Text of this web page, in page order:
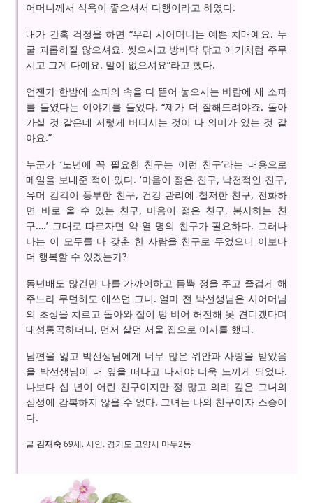
어머니께서 식욕이 좋으셔서 다행이라고 하였다.
내가 간혹 걱정을 하면 “우리 시어머니는 예쁜 치매예요. 누
굴 괴롭히질 않으셔요. 씻으시고 방바닥 닦고 애기처럼 주무
시고 그게 다예요. 말이 없으셔요”라고 했다.
언젠가 한밤에 소파의 속을 다 뜯어 놓으시는 바람에 새 소파
를 들였다는 이야기를 들었다. “제가 더 잘해드려야죠. 돌아
가실 것 같은데 저렇게 버티시는 것이 다 의미가 있는 것 같
아요.”
누군가 ‘노년에 꼭 필요한 친구는 이런 친구’라는 내용으로
메일을 보내준 적이 있다. ‘마음이 젊은 친구, 낙천적인 친구,
유머 감각이 풍부한 친구, 건강 관리에 철저한 친구, 전화하
면 바로 올 수 있는 친구, 마음이 젊은 친구, 봉사하는 친
구….’ 그대로 따르자면 약 열 명의 친구가 필요하다. 그러나
나는 이 모두를 다 갖춘 한 사람을 친구로 두었으니 이보다
더 행복할 수 있겠는가?
동년배도 많건만 나를 가까이하고 듬뿍 정을 주고 즐겁게 해
주느라 무던히도 애쓰던 그녀. 얼마 전 박선생님은 시어머님
의 초상을 치르고 돌아와 집이 텅 비어 허전해 못 견디겠다며
대성통곡하더니, 먼저 살던 서울 집으로 이사를 했다.
남편을 잃고 박선생님에게 너무 많은 위안과 사랑을 받았음
을 박선생님이 내 옆을 떠나고 나서야 더욱 느끼게 되었다.
나보다 십 년이 어린 친구이지만 정 많고 의리 깊은 그녀의
심성에 감복하지 않을 수 없다. 그녀는 나의 친구이자 스승이
다.
글 김재숙 69세. 시인. 경기도 고양시 마두2동